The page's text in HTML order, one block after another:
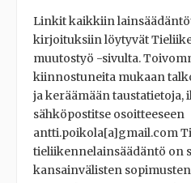
Linkit kaikkiin
kirjoituksiin löytyvät
muutostyö -sivulta.
kiinnostuneita mukaan
ja keräämään taustatietoja,
sähköpostitse osoitteeseen
antti.poikola[a]gmail.com
tieliikennelainsäädäntö on
kansainvälisten